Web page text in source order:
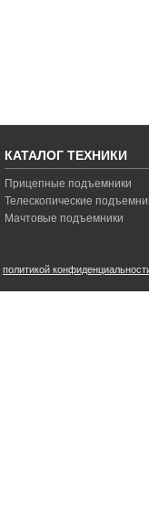
КАТАЛОГ ТЕХНИКИ
Прицепные подъемники
Телескопические
Мачтовые подъемники
политикой